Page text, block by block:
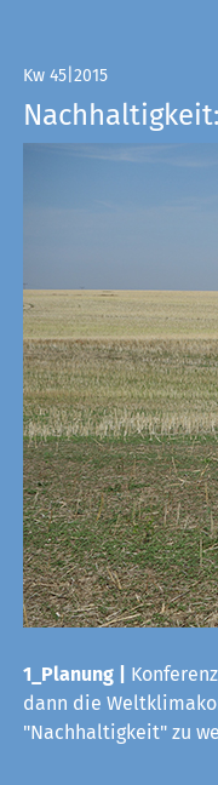
Kw 45|2015
1_Planung |
dann die
"Nachhaltigkeit" zu